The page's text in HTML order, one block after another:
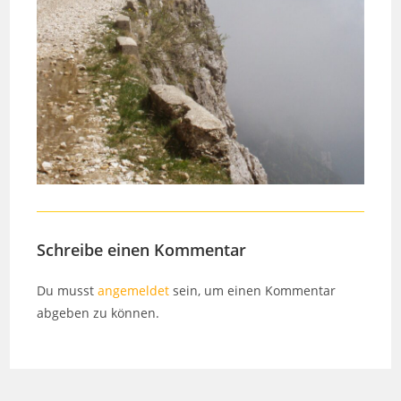
Schreibe einen Kommentar
Du musstangemeldet sein, um einen Kommentar
abgeben zu können.